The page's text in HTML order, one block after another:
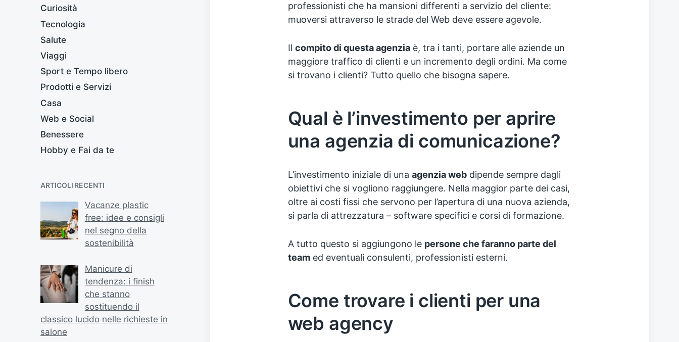
Curiosità
Tecnologia
Salute
Viaggi
Sport e Tempo libero
Prodotti e Servizi
Casa
Web e Social
Benessere
Hobby e Fai da te
ARTICOLI RECENTI
Vacanze plastic
free: idee e consigli
nel segno della
sostenibilità
Manicure di
tendenza: i finish
che stanno
sostituendo il
classico lucido nelle richieste in
salone
professionisti che ha mansioni differenti a servizio del cliente:
muoversi attraverso le strade del Web deve essere agevole.
Il compito di questa agenziaè, tra i tanti, portare alle aziende un
maggiore traffico di clienti e un incremento degli ordini. Ma come
si trovano i clienti? Tutto quello che bisogna sapere.
Qual è l’investimento per aprire
una agenzia di comunicazione?
L’investimento iniziale di una agenzia webdipende sempre dagli
obiettivi che si vogliono raggiungere. Nella maggior parte dei casi,
oltre ai costi fissi che servono per l’apertura di una nuova azienda,
si parla di attrezzatura – software specifici e corsi di formazione.
A tutto questo si aggiungono le persone che faranno parte del
teamed eventuali consulenti, professionisti esterni.
Come trovare i clienti per una
web agency